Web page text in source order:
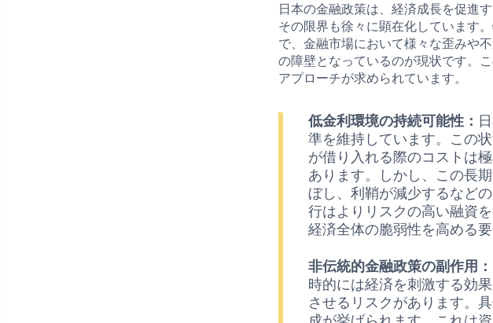
日本の金融政策は、経済成長を促進
その限界も徐々に顕在化しています
で、金融市場において様々な歪みや
の障壁となっているのが現状です。
アプローチが求められています。
低金利環境の持続可能性：
準を維持しています。この
が借り入れる際のコストは
あります。しかし、この長
ぼし、利鞘が減少するなど
行はよりリスクの高い融資
経済全体の脆弱性を高める
非伝統的金融政策の副作用：
時的には経済を刺激する効
させるリスクがあります。